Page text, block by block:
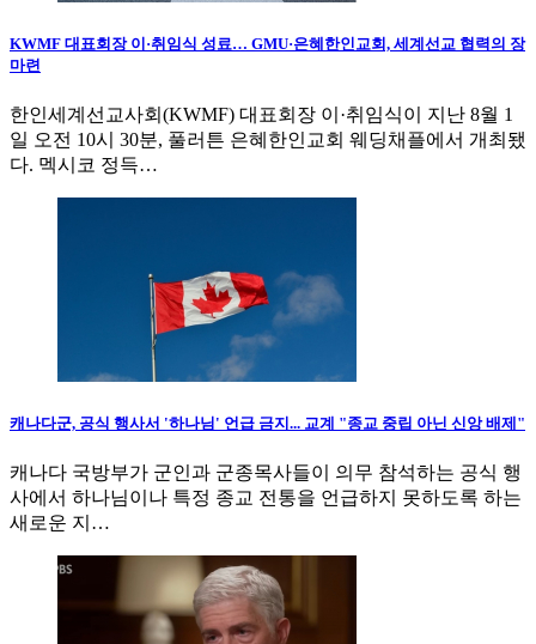
KWMF 대표회장 이·취임식 성료… GMU·은혜한인교회, 세계선교 협력의 장
마련
한인세계선교사회(KWMF) 대표회장 이·취임식이 지난 8월 1
일 오전 10시 30분, 풀러튼 은혜한인교회 웨딩채플에서 개최됐
다. 멕시코 정득…
캐나다군, 공식 행사서 '하나님' 언급 금지... 교계 "종교 중립 아닌 신앙 배제"
캐나다 국방부가 군인과 군종목사들이 의무 참석하는 공식 행
사에서 하나님이나 특정 종교 전통을 언급하지 못하도록 하는
새로운 지…